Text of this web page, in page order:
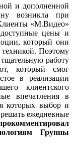
и дополненной
возникла при
«М.Видео»
цены и
который они
Поэтому
работу
который смог
в реализации
клиентского
впечатления в
которых выбор и
ежедневные
Группы